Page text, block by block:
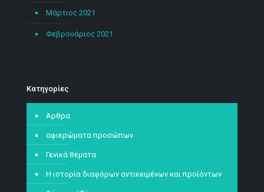
Μάρτιος 2021
Φεβρουάριος 2021
Kατηγορίες
Άρθρα
αφιερώματα προσώπων
Γενικά θέματα
Η ιστορία διαφόρων αντικειμένων και προϊόντων